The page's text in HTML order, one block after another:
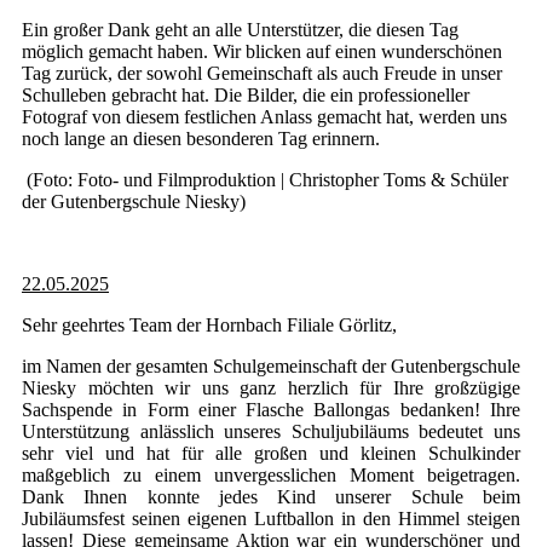
Ein großer Dank geht an alle Unterstützer, die diesen Tag
möglich gemacht haben. Wir blicken auf einen wunderschönen
Tag zurück, der sowohl Gemeinschaft als auch Freude in unser
Schulleben gebracht hat. Die Bilder, die ein professioneller
Fotograf von diesem festlichen Anlass gemacht hat, werden uns
noch lange an diesen besonderen Tag erinnern.
(Foto: Foto- und Filmproduktion | Christopher Toms & Schüler
der Gutenbergschule Niesky)
22.05.2025
Sehr geehrtes Team der Hornbach Filiale Görlitz,
im Namen der gesamten Schulgemeinschaft der Gutenbergschule
Niesky möchten wir uns ganz herzlich für Ihre großzügige
Sachspende in Form einer Flasche Ballongas bedanken! Ihre
Unterstützung anlässlich unseres Schuljubiläums bedeutet uns
sehr viel und hat für alle großen und kleinen Schulkinder
maßgeblich zu einem unvergesslichen Moment beigetragen.
Dank Ihnen konnte jedes Kind unserer Schule beim
Jubiläumsfest seinen eigenen Luftballon in den Himmel steigen
lassen! Diese gemeinsame Aktion war ein wunderschöner und